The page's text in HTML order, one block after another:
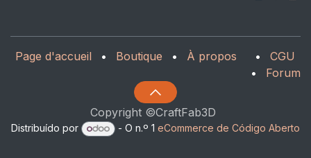
Page d'accueil • Boutique • À propos •
CGU
•
Forum
Copyright ©CraftFab3D
Distribuído por - O n.º 1 eCommerce de Código Aberto